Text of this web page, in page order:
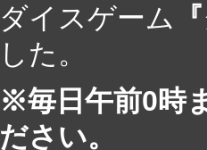
ダイスゲーム
した。
※毎日午前0時
ださい。